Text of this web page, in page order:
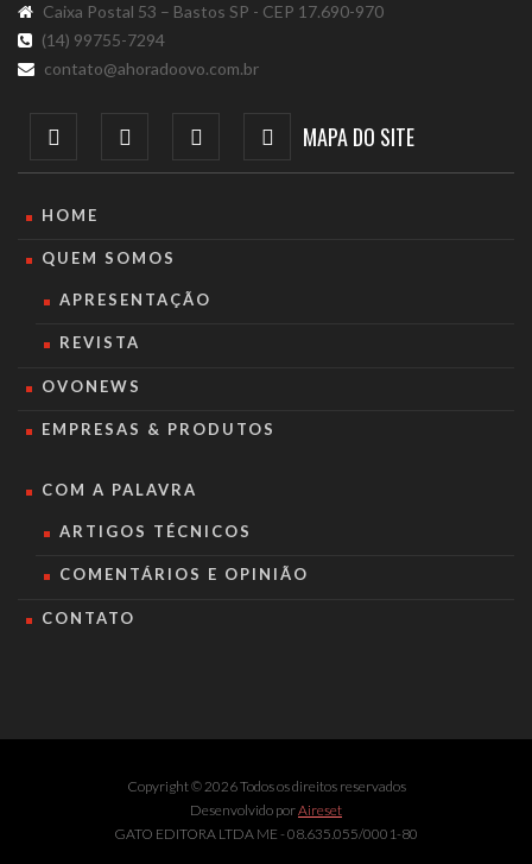
Caixa Postal 53 – Bastos SP - CEP 17.690-970
(14) 99755-7294
contato@ahoradoovo.com.br
MAPA DO SITE
HOME
QUEM SOMOS
APRESENTAÇÃO
REVISTA
OVONEWS
EMPRESAS & PRODUTOS
COM A PALAVRA
ARTIGOS TÉCNICOS
COMENTÁRIOS E OPINIÃO
CONTATO
Copyright © 2026 Todos os direitos reservados
Desenvolvido porAireset
GATO EDITORA LTDA ME - 08.635.055/0001-80